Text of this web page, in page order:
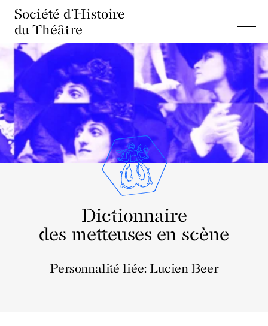
Société d'Histoire
du Théâtre
Dictionnaire
des metteuses en scène
Personnalité liée: Lucien Beer